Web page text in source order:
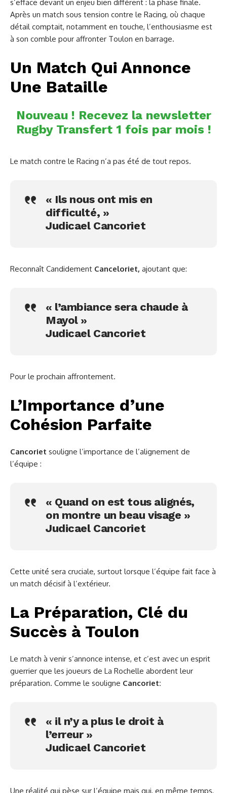
s’efface devant un enjeu bien différent : la phase finale.
Après un match sous tension contre le Racing, où chaque
détail comptait, notamment en touche, l’enthousiasme est
à son comble pour affronter Toulon en barrage.
Un Match Qui Annonce
Une Bataille
Nouveau ! Recevez la newsletter
Rugby Transfert 1 fois par mois !
Le match contre le Racing n’a pas été de tout repos.
« Ils nous ont mis en
difficulté, »
Judicael Cancoriet
Reconnaît Candidement Canceloriet, ajoutant que:
« l’ambiance sera chaude à
Mayol »
Judicael Cancoriet
Pour le prochain affrontement.
L’Importance d’une
Cohésion Parfaite
Cancoriet souligne l’importance de l’alignement de
l’équipe :
« Quand on est tous alignés,
on montre un beau visage »
Judicael Cancoriet
Cette unité sera cruciale, surtout lorsque l’équipe fait face à
un match décisif à l’extérieur.
La Préparation, Clé du
Succès à Toulon
Le match à venir s’annonce intense, et c’est avec un esprit
guerrier que les joueurs de La Rochelle abordent leur
préparation. Comme le souligne Cancoriet:
« il n’y a plus le droit à
l’erreur »
Judicael Cancoriet
Une réalité qui pèse sur l’équipe mais qui, en même temps,